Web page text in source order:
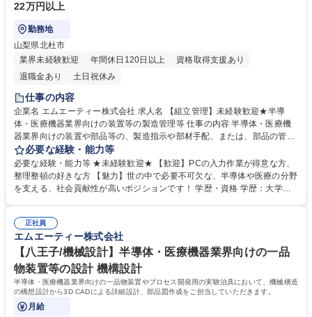
22万円以上
勤務地
山梨県北杜市
業界未経験歓迎
年間休日120日以上
資格取得支援あり
退職金あり
土日祝休み
仕事の内容
企業名 エムエーティー株式会社 求人名 【組立管理】未経験歓迎★半導
体・医療機器業界向けの装置等の製造管理等 仕事の内容 半導体・医療機
器業界向けの装置や部品等の、製造指示や部材手配、または、部品の管理
および出荷梱包作業をご担当いただきます。 ■顧客からの生産要求に従っ
た、部材手配や社内製造への指示を行う業務（システム入力や伝票発行業
務） ■倉庫からの部品の入出庫作業および管理業務 ■完成した製品・部品
の出荷・梱包作業 募集職種 【組立管理】未経験歓迎★半導体・医療機器
必要な経験・能力等
必要な経験・能力等 ★未経験歓迎★ 【歓迎】PCの入力作業が得意な方、
整理整頓の好きな方 【魅力】世の中で必要不可欠な、半導体や医療の分野
を支える、社会貢献性が高いポジションです！ 学歴・資格 学歴：大学院
正社員
エムエーティー株式会社
【八王子/機械設計】半導体・医療機器業界向けの一品
物装置等の設計 機構設計
半導体・医療機器業界向けの一品物装置やプロセス開発用の実験治具において、機械構造
の構想設計から3D CADによる詳細設計、部品図作成をご担当していただきます。
月給